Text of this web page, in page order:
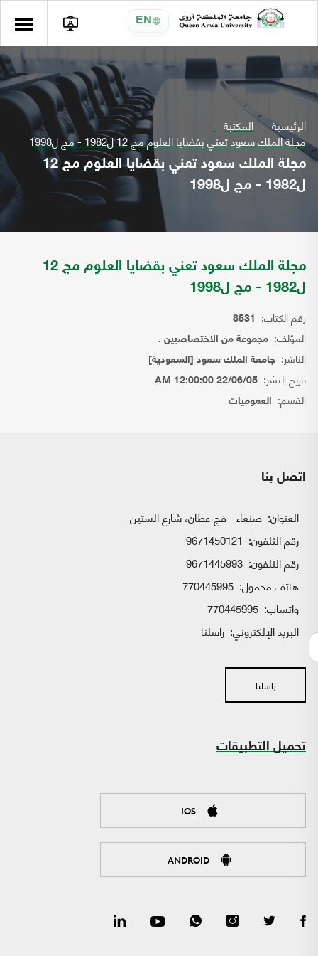
EN
الرئيسية المكتبة
مجلة الملك سعود تعني بقضايا العلوم مج 12 ل1982 - مج ل1998
مجلة الملك سعود تعني بقضايا العلوم مج 12
ل1982 - مج ل1998
مجلة الملك سعود تعني بقضايا العلوم مج 12
ل1982 - مج ل1998
رقم الكتاب: 8531
المؤلف: مجموعة من الاختصاصيين .
الناشر: جامعة الملك سعود [السعودية]
تاريخ النشر: 22/06/05 12:00:00 AM
القسم: العموميات
اتصل بنا
العنوان: صنعاء - فج عطان، شارع الستين
رقم التلفون: 9671450121
رقم التلفون: 9671445993
هاتف محمول: 770445995
واتساب:
البريد الإلكتروني: راسلنا
راسلنا
تحميل التطبيقات
IOS
ANDROID